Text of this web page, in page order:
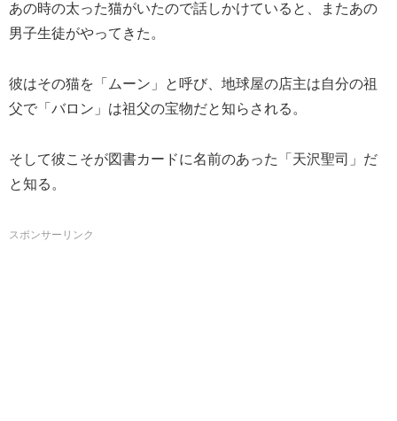
あの時の太った猫がいたので話しかけていると、またあの
男子生徒がやってきた。
彼はその猫を「ムーン」と呼び、地球屋の店主は自分の祖
父で「バロン」は祖父の宝物だと知らされる。
そして彼こそが図書カードに名前のあった「天沢聖司」だ
と知る。
スポンサーリンク